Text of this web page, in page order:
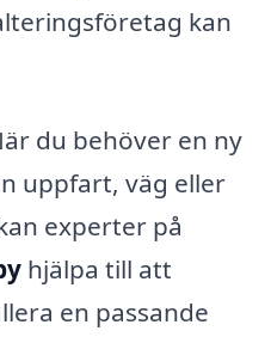
kan
du behöver en ny
uppfart, väg eller
experter på
hjälpa till att
en passande